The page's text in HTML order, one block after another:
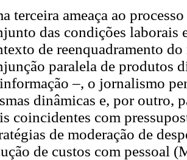
terceira ameaça ao
das condições laborais
de reenquadramento
paralela de produtos
–, o jornalismo
dinâmicas e, por outro,
coincidentes com
de moderação de
de custos com pessoal